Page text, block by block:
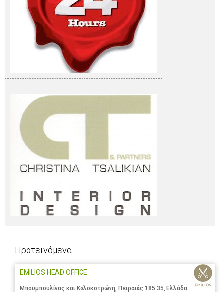
Προτεινόμενα
EMILIOS HEAD OFFICE
Μπουμπουλίνας και Κολοκοτρώνη, Πειραιάς 185 35, Ελλάδα